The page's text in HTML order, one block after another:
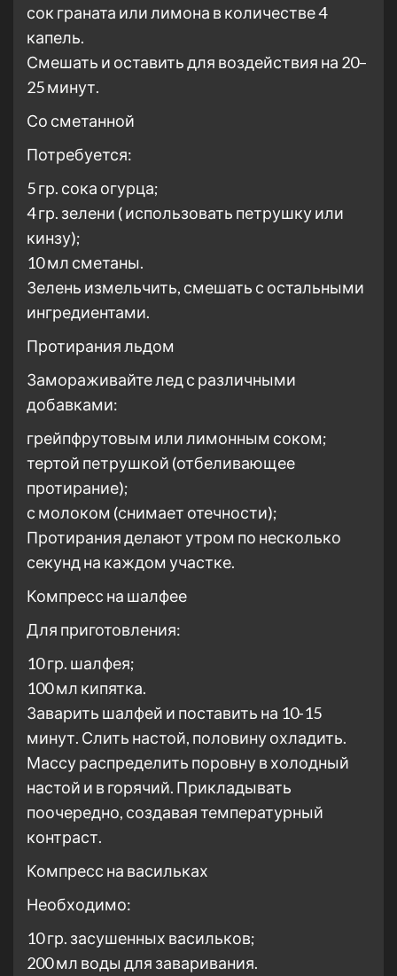
сок граната или лимона в количестве 4
капель.
Смешать и оставить для воздействия на 20–
25 минут.
Со сметанной
Потребуется:
5 гр. сока огурца;
4 гр. зелени ( использовать петрушку или
кинзу);
10 мл сметаны.
Зелень измельчить, смешать с остальными
ингредиентами.
Протирания льдом
Замораживайте лед с различными
добавками:
грейпфрутовым или лимонным соком;
тертой петрушкой (отбеливающее
протирание);
с молоком (снимает отечности);
Протирания делают утром по несколько
секунд на каждом участке.
Компресс на шалфее
Для приготовления:
10 гр. шалфея;
100 мл кипятка.
Заварить шалфей и поставить на 10-15
минут. Слить настой, половину охладить.
Массу распределить поровну в холодный
настой и в горячий. Прикладывать
поочередно, создавая температурный
контраст.
Компресс на васильках
Необходимо:
10 гр. засушенных васильков;
200 мл воды для заваривания.